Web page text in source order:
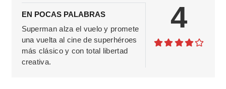
EN POCAS PALABRAS
Superman alza el vuelo y promete
una vuelta al cine de superhéroes
más clásico y con total libertad
creativa.
4